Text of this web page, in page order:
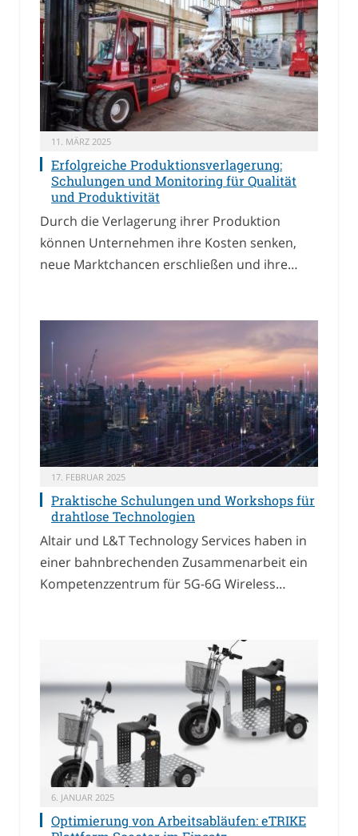
11. MÄRZ 2025
Erfolgreiche Produktionsverlagerung:
Schulungen und Monitoring für Qualität
und Produktivität
Durch die Verlagerung ihrer Produktion
können Unternehmen ihre Kosten senken,
neue Marktchancen erschließen und ihre…
17. FEBRUAR 2025
Praktische Schulungen und Workshops für
drahtlose Technologien
Altair und L&T Technology Services haben in
einer bahnbrechenden Zusammenarbeit ein
Kompetenzzentrum für 5G-6G Wireless…
6. JANUAR 2025
Optimierung von Arbeitsabläufen: eTRIKE